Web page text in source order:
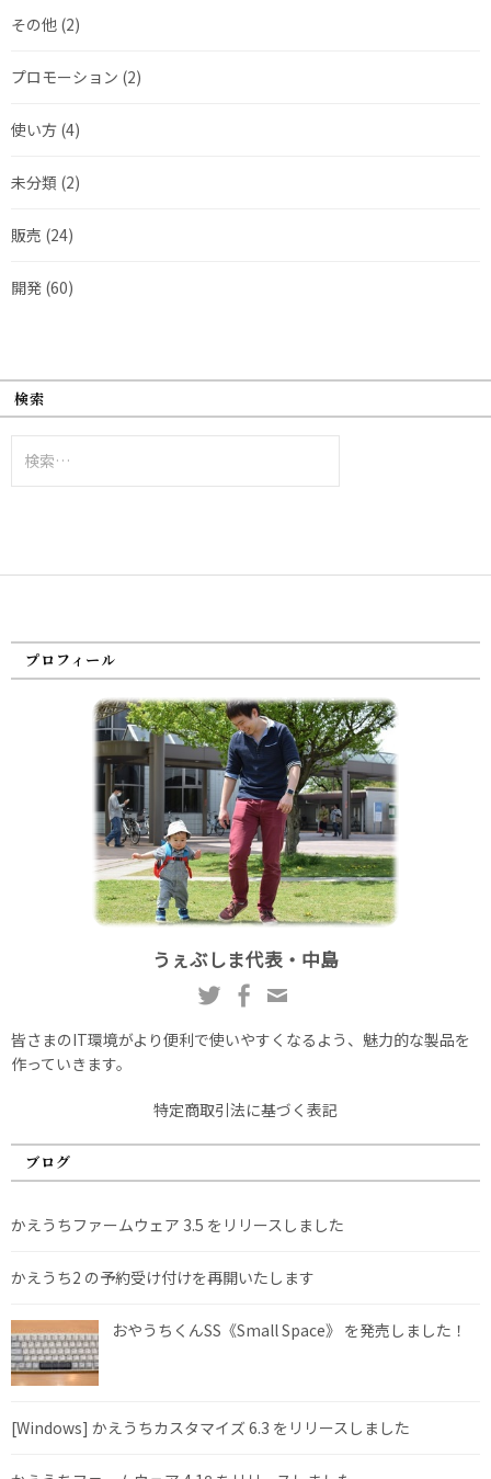
その他 (2)
プロモーション (2)
使い方 (4)
未分類 (2)
販売 (24)
開発 (60)
検索
索:
プロフィール
うぇぶしま代表・中島
皆さまのIT環境がより便利で使いやすくなるよう、魅力的な製品を
作っていきます。
特定商取引法に基づく表記
ブログ
かえうちファームウェア 3.5 をリリースしました
かえうち2 の予約受け付けを再開いたします
おやうちくんSS《Small Space》 を発売しました！
[Windows] かえうちカスタマイズ 6.3 をリリースしました